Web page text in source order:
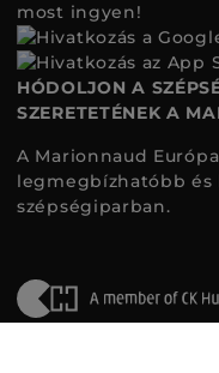
most ingyen!
HÓDOLJON A
SZERETETÉNEK A
A Marionnaud
legmegbízhatóbb és
szépségiparban.